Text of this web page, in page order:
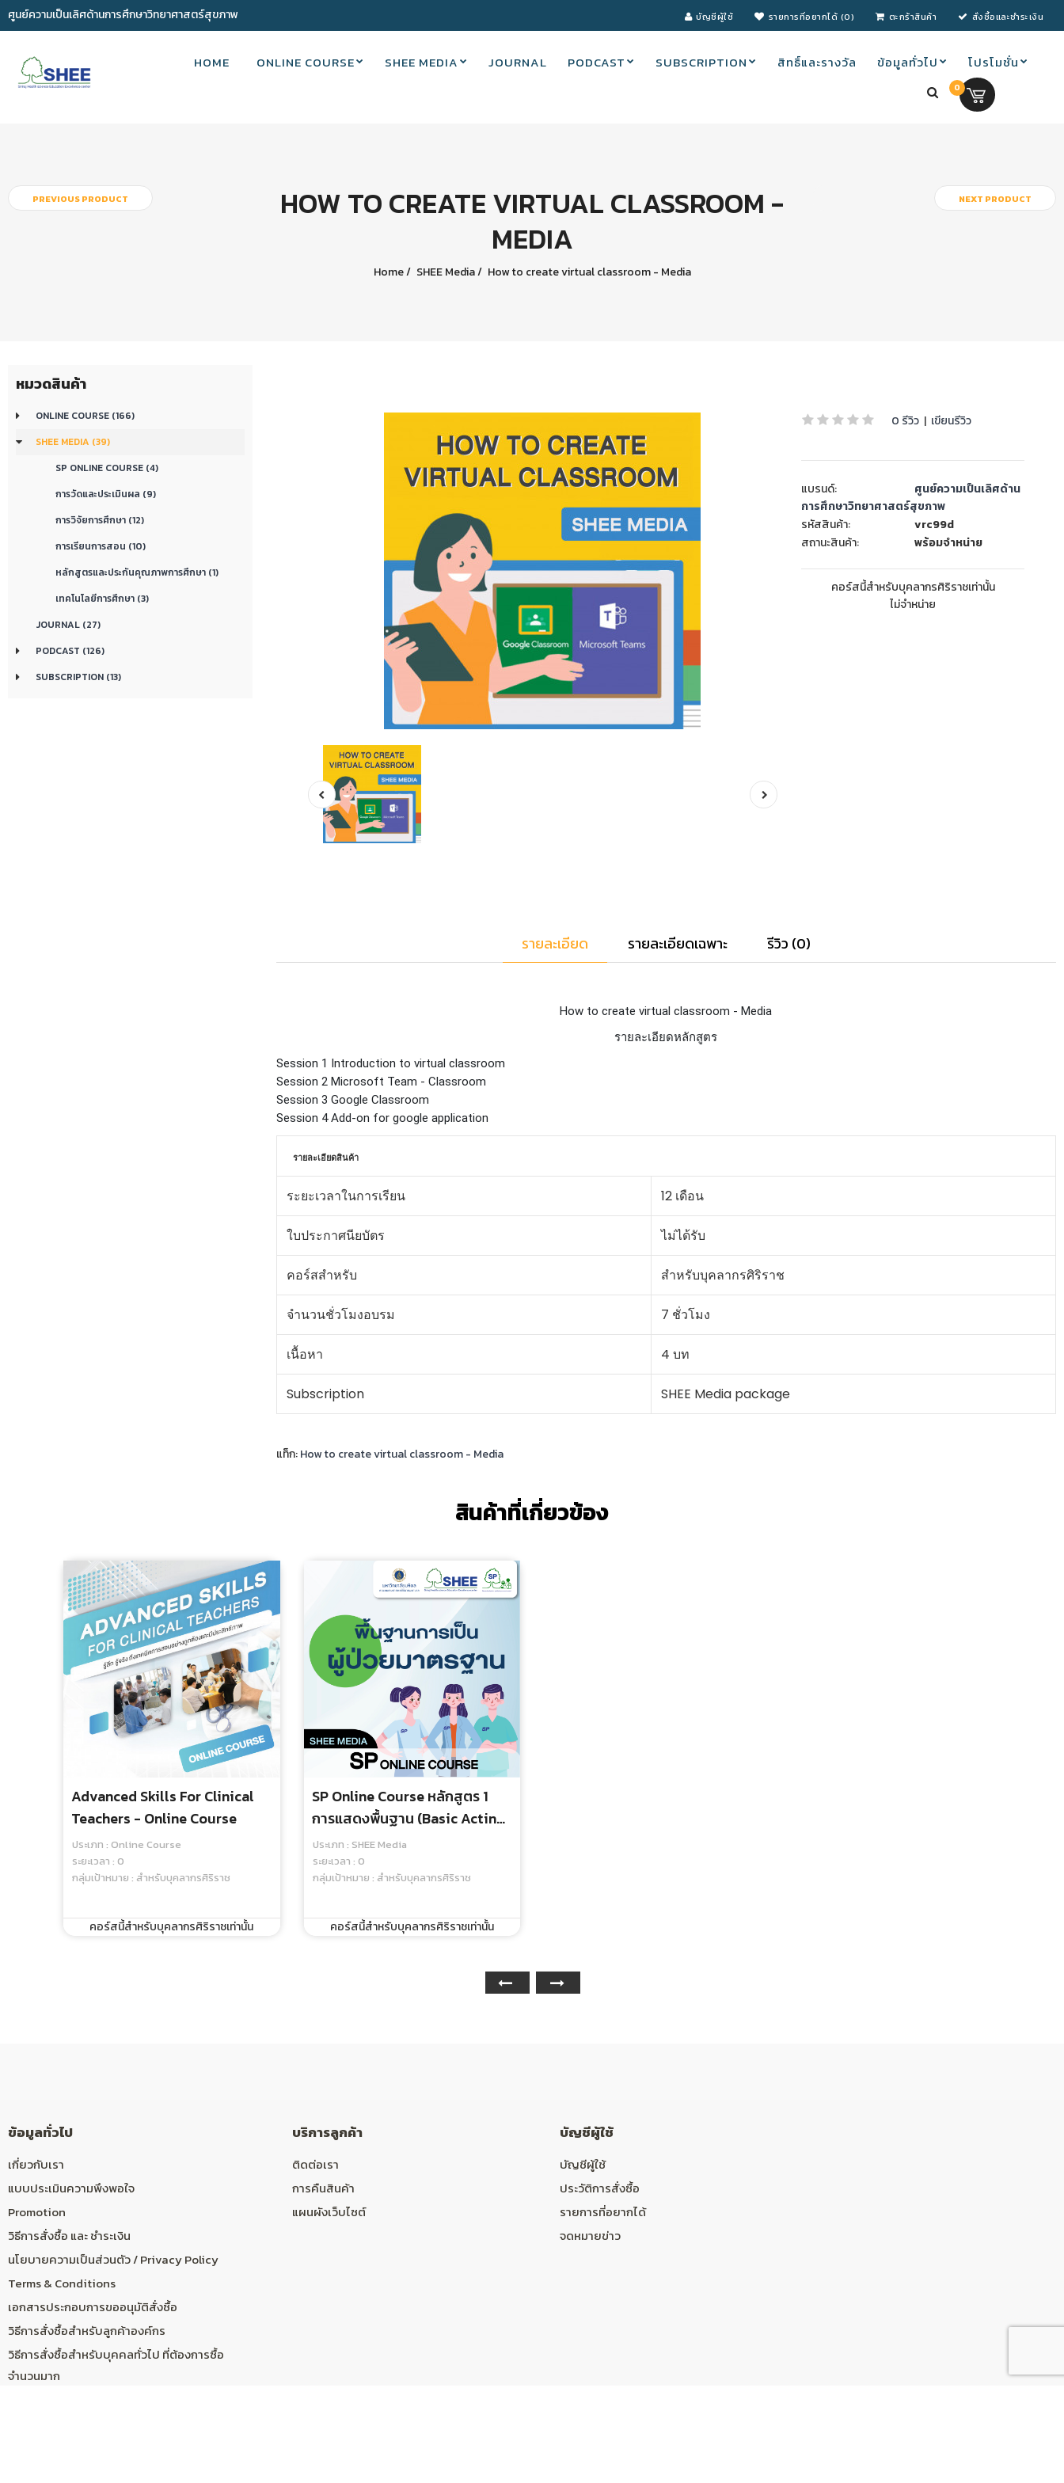
ศูนย์ความเป็นเลิศด้านการศึกษาวิทยาศาสตร์สุขภาพ บัญชีผู้ใช้ รายการที่อยากได้ (0) ตะกร้าสินค้า สั่งซื้อและชำระเงิน
HOME ONLINE COURSE SHEE MEDIA JOURNAL PODCAST SUBSCRIPTION สิทธิ์และรางวัล ข้อมูลทั่วไป โปรโมชั่น
0
PREVIOUS PRODUCT
HOW TO CREATE VIRTUAL CLASSROOM -
MEDIA
Home SHEE Media How to create virtual classroom - Media
NEXT PRODUCT
หมวดสินค้า
ONLINE COURSE (166)
SHEE MEDIA (39)
SP ONLINE COURSE (4)
การวัดและประเมินผล (9)
การวิจัยการศึกษา (12)
การเรียนการสอน (10)
หลักสูตรและประกันคุณภาพการศึกษา (1)
เทคโนโลยีการศึกษา (3)
JOURNAL (27)
PODCAST (126)
SUBSCRIPTION (13)
0 รีวิว | เขียนรีวิว
แบรนด์:
ศูนย์ความเป็นเลิศด้าน
การศึกษาวิทยาศาสตร์สุขภาพ
รหัสสินค้า:
vrc99d
สถานะสินค้า:
พร้อมจำหน่าย
คอร์สนี้สำหรับบุคลากรศิริราชเท่านั้น
ไม่จำหน่าย
รายละเอียด รายละเอียดเฉพาะ รีวิว (0)
How to create virtual classroom - Media
รายละเอียดหลักสูตร
Session 1 Introduction to virtual classroom
Session 2 Microsoft Team - Classroom
Session 3 Google Classroom
Session 4 Add-on for google application
รายละเอียดสินค้า
ระยะเวลาในการเรียน 12 เดือน
ใบประกาศนียบัตร ไม่ได้รับ
คอร์สสำหรับ สำหรับบุคลากรศิริราช
จำนวนชั่วโมงอบรม 7 ชั่วโมง
เนื้อหา 4 บท
Subscription SHEE Media package
แท็ก:How to create virtual classroom - Media
สินค้าที่เกี่ยวข้อง
Advanced Skills For Clinical
Teachers - Online Course
ประเภท : Online Course
ระยะเวลา : 0
กลุ่มเป้าหมาย : สำหรับบุคลากรศิริราช
คอร์สนี้สำหรับบุคลากรศิริราชเท่านั้น
SP Online Course หลักสูตร 1
การแสดงพื้นฐาน (basic Acting)
: Module 1 Becoming A
Standardized Patient - Media
ประเภท : SHEE Media
ระยะเวลา : 0
กลุ่มเป้าหมาย : สำหรับบุคลากรศิริราช
คอร์สนี้สำหรับบุคลากรศิริราชเท่านั้น
ข้อมูลทั่วไป
เกี่ยวกับเรา
แบบประเมินความพึงพอใจ
Promotion
วิธีการสั่งซื้อ และ ชำระเงิน
นโยบายความเป็นส่วนตัว / Privacy Policy
Terms & Conditions
เอกสารประกอบการขออนุมัติสั่งซื้อ
วิธีการสั่งซื้อสำหรับลูกค้าองค์กร
วิธีการสั่งซื้อสำหรับบุคคลทั่วไป ที่ต้องการซื้อ
จำนวนมาก
บริการลูกค้า
ติดต่อเรา
การคืนสินค้า
แผนผังเว็บไซต์
บัญชีผู้ใช้
บัญชีผู้ใช้
ประวัติการสั่งซื้อ
รายการที่อยากได้
จดหมายข่าว